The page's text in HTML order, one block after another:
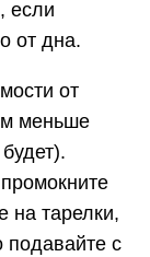
если
от дна.
от
меньше
на тарелки,
подавайте с